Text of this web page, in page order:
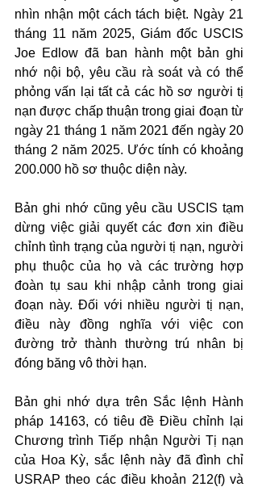
nhìn nhận một cách tách biệt. Ngày 21
tháng 11 năm 2025, Giám đốc USCIS
Joe Edlow đã ban hành một bản ghi
nhớ nội bộ, yêu cầu rà soát và có thể
phỏng vấn lại tất cả các hồ sơ người tị
nạn được chấp thuận trong giai đoạn từ
ngày 21 tháng 1 năm 2021 đến ngày 20
tháng 2 năm 2025. Ước tính có khoảng
200.000 hồ sơ thuộc diện này.
Bản ghi nhớ cũng yêu cầu USCIS tạm
dừng việc giải quyết các đơn xin điều
chỉnh tình trạng của người tị nạn, người
phụ thuộc của họ và các trường hợp
đoàn tụ sau khi nhập cảnh trong giai
đoạn này. Đối với nhiều người tị nạn,
điều này đồng nghĩa với việc con
đường trở thành thường trú nhân bị
đóng băng vô thời hạn.
Bản ghi nhớ dựa trên Sắc lệnh Hành
pháp 14163, có tiêu đề Điều chỉnh lại
Chương trình Tiếp nhận Người Tị nạn
của Hoa Kỳ, sắc lệnh này đã đình chỉ
USRAP theo các điều khoản 212(f) và